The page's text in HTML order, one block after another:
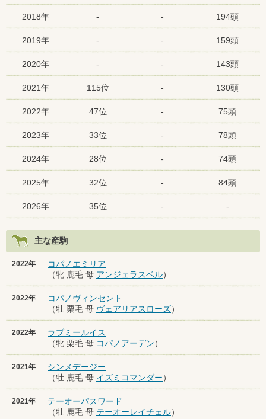
2018年 - - 194頭
2019年 - - 159頭
2020年 - - 143頭
2021年 115位 - 130頭
2022年 47位 - 75頭
2023年 33位 - 78頭
2024年 28位 - 74頭
2025年 32位 - 84頭
2026年 35位 - -
主な産駒
2022年
コパノエミリア
（牝 鹿毛 母 アンジェラスベル）
2022年
コパノヴィンセント
（牡 栗毛 母 ヴェアリアスローズ）
2022年
ラブミールイス
（牝 栗毛 母 コパノアーデン）
2021年
シンメデージー
（牡 鹿毛 母 イズミコマンダー）
2021年
テーオーパスワード
（牡 鹿毛 母 テーオーレイチェル）